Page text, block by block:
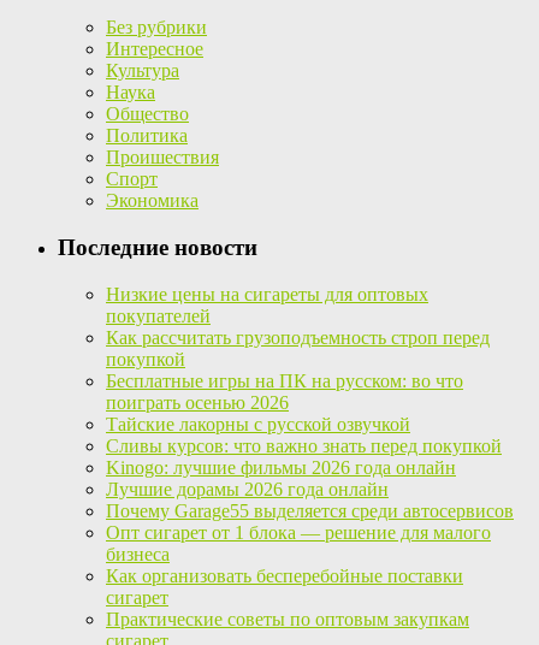
Без рубрики
Интересное
Культура
Наука
Общество
Политика
Проишествия
Спорт
Экономика
Последние новости
Низкие цены на сигареты для оптовых
покупателей
Как рассчитать грузоподъемность строп перед
покупкой
Бесплатные игры на ПК на русском: во что
поиграть осенью 2026
Тайские лакорны с русской озвучкой
Сливы курсов: что важно знать перед покупкой
Kinogo: лучшие фильмы 2026 года онлайн
Лучшие дорамы 2026 года онлайн
Почему Garage55 выделяется среди автосервисов
Опт сигарет от 1 блока — решение для малого
бизнеса
Как организовать бесперебойные поставки
сигарет
Практические советы по оптовым закупкам
сигарет